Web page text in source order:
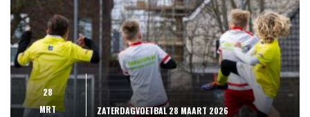
28
MRT
ZATERDAGVOETBAL 28 MAART 2026